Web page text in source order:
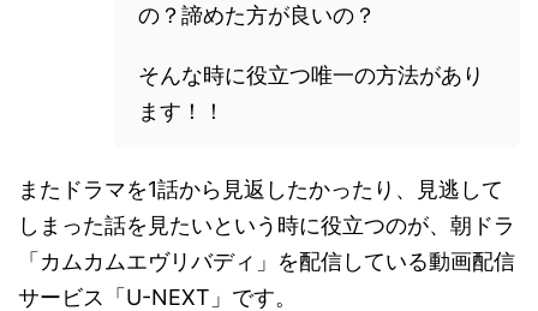
の？諦めた方が良いの？
そんな時に役立つ唯一の方法があり
ます！！
またドラマを1話から見返したかったり、見逃して
しまった話を見たいという時に役立つのが、朝ドラ
「カムカムエヴリバディ」を配信している動画配信
サービス「U-NEXT」です。